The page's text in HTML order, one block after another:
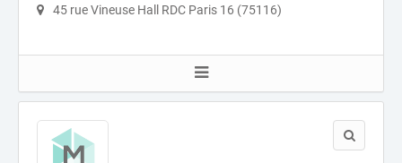
45 rue Vineuse Hall RDC Paris 16 (75116)